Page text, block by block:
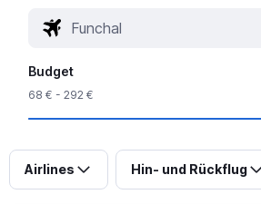
Budget
68 € - 292 €
Airlines Hin- und Rückflug